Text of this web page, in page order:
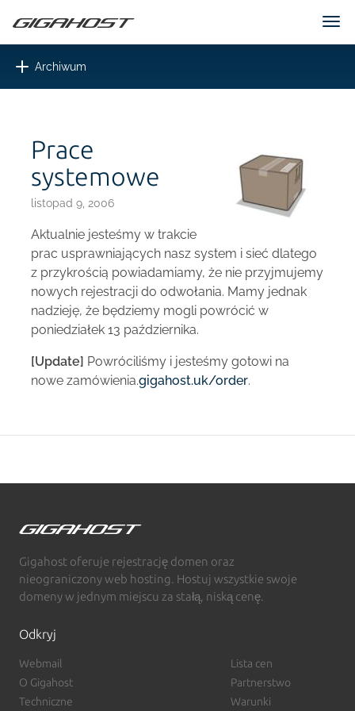
Toggle
Archiwum
Prace
systemowe
listopad 9, 2006
Aktualnie jesteśmy w trakcie
prac usprawniających nasz system i sieć dlatego
z przykrością powiadamiamy, że nie przyjmujemy
nowych rejestracji do odwołania. Mamy jednak
nadzieję, że będziemy mogli powrócić w
poniedziałek 13 października.
[Update] Powróciliśmy i jesteśmy gotowi na
nowe zamówienia.gigahost.uk/order.
Gigahost oferuje rejestrację domen oraz
nieograniczony web hosting. Hostuj wszystkie swoje
domeny w jednym miejscu za stałą, niską cenę.
Odkryj
Webmail
O Gigahost
Techniczne
Lista cen
Partnerstwo
Warunki